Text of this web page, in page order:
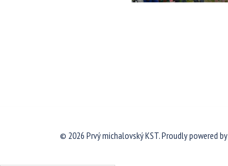
© 2026 Prvý michalovský KST. Proudly powered by